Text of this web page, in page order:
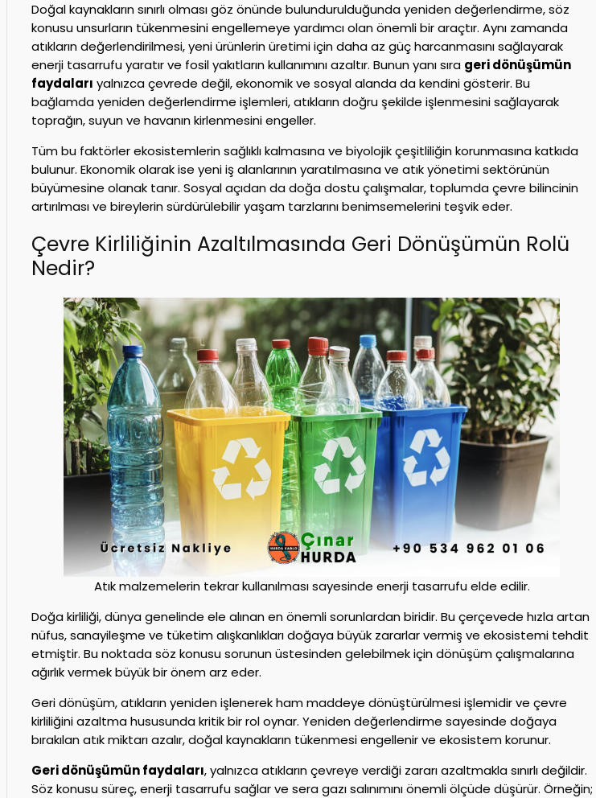
Doğal kaynakların sınırlı olması göz önünde bulundurulduğunda yeniden değerlendirme, söz
konusu unsurların tükenmesini engellemeye yardımcı olan önemli bir araçtır. Aynı zamanda
atıkların değerlendirilmesi, yeni ürünlerin üretimi için daha az güç harcanmasını sağlayarak
enerji tasarrufu yaratır ve fosil yakıtların kullanımını azaltır. Bunun yanı sıra geri dönüşümün
faydaları yalnızca çevrede değil, ekonomik ve sosyal alanda da kendini gösterir. Bu
bağlamda yeniden değerlendirme işlemleri, atıkların doğru şekilde işlenmesini sağlayarak
toprağın, suyun ve havanın kirlenmesini engeller.
Tüm bu faktörler ekosistemlerin sağlıklı kalmasına ve biyolojik çeşitliliğin korunmasına katkıda
bulunur. Ekonomik olarak ise yeni iş alanlarının yaratılmasına ve atık yönetimi sektörünün
büyümesine olanak tanır. Sosyal açıdan da doğa dostu çalışmalar, toplumda çevre bilincinin
artırılması ve bireylerin sürdürülebilir yaşam tarzlarını benimsemelerini teşvik eder.
Çevre Kirliliğinin Azaltılmasında Geri Dönüşümün Rolü
Nedir?
Atık malzemelerin tekrar kullanılması sayesinde enerji tasarrufu elde edilir.
Doğa kirliliği, dünya genelinde ele alınan en önemli sorunlardan biridir. Bu çerçevede hızla artan
nüfus, sanayileşme ve tüketim alışkanlıkları doğaya büyük zararlar vermiş ve ekosistemi tehdit
etmiştir. Bu noktada söz konusu sorunun üstesinden gelebilmek için dönüşüm çalışmalarına
ağırlık vermek büyük bir önem arz eder.
Geri dönüşüm, atıkların yeniden işlenerek ham maddeye dönüştürülmesi işlemidir ve çevre
kirliliğini azaltma hususunda kritik bir rol oynar. Yeniden değerlendirme sayesinde doğaya
bırakılan atık miktarı azalır, doğal kaynakların tükenmesi engellenir ve ekosistem korunur.
Geri dönüşümün faydaları, yalnızca atıkların çevreye verdiği zararı azaltmakla sınırlı değildir.
Söz konusu süreç, enerji tasarrufu sağlar ve sera gazı salınımını önemli ölçüde düşürür. Örneğin;